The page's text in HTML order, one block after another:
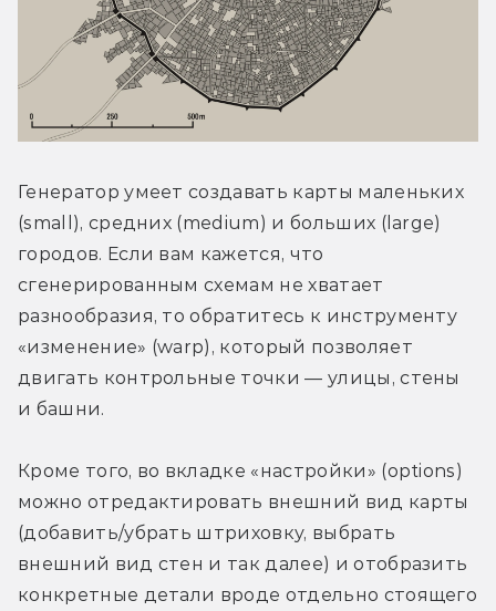
Генератор умеет создавать карты маленьких
(small), средних (medium) и больших (large)
городов. Если вам кажется, что
сгенерированным схемам не хватает
разнообразия, то обратитесь к инструменту
«изменение» (warp), который позволяет
двигать контрольные точки — улицы, стены
и башни.
Кроме того, во вкладке «настройки» (options)
можно отредактировать внешний вид карты
(добавить/убрать штриховку, выбрать
внешний вид стен и так далее) и отобразить
конкретные детали вроде отдельно стоящего